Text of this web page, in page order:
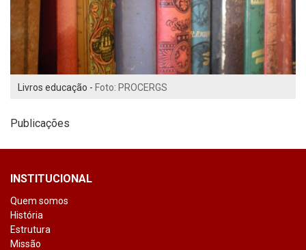
Livros educação - Foto: PROCERGS
Publicações
INSTITUCIONAL
Quem somos
História
Estrutura
Missão